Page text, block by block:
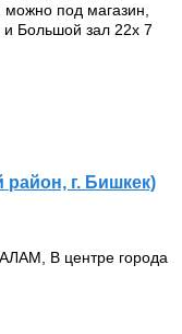
под магазин,
Большой зал 22х 7
г. Бишкек)
В центре города